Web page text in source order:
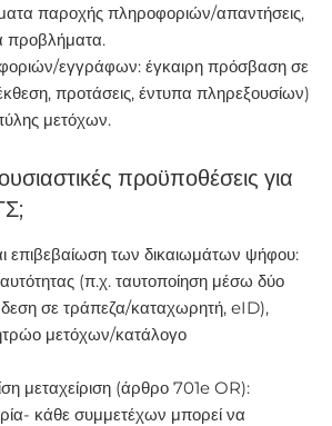
παροχής πληροφοριών/απαντήσεις,
προβλήματα.
εγγράφων: έγκαιρη πρόσβαση σε
προτάσεις, έντυπα πληρεξουσίων)
μετόχων.
ουσιαστικές προϋποθέσεις για
επιβεβαίωση των δικαιωμάτων ψήφου:
(π.χ. ταυτοποίηση μέσω δύο
σε τράπεζα/καταχωρητή, eID),
μετόχων/κατάλογο
μεταχείριση (άρθρο 701e OR):
κάθε συμμετέχων μπορεί να